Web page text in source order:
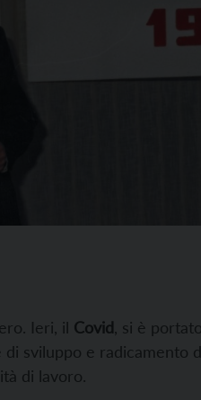
Ieri, il Covid , si è
di sviluppo e radicamento
di lavoro.